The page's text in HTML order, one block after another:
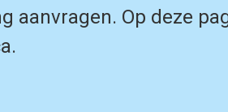
aanvragen. Op deze